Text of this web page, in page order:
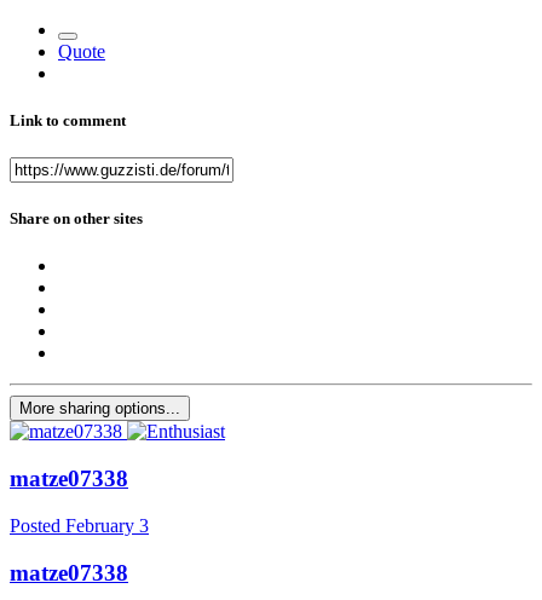
Quote
Link to comment
Share on other sites
More sharing options...
matze07338
Posted February 3
matze07338